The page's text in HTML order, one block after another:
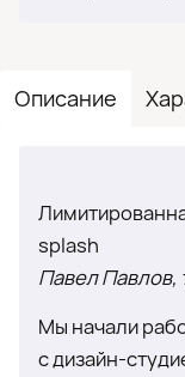
Описание
splash
Павел Павлов,
Мы начали
с дизайн-